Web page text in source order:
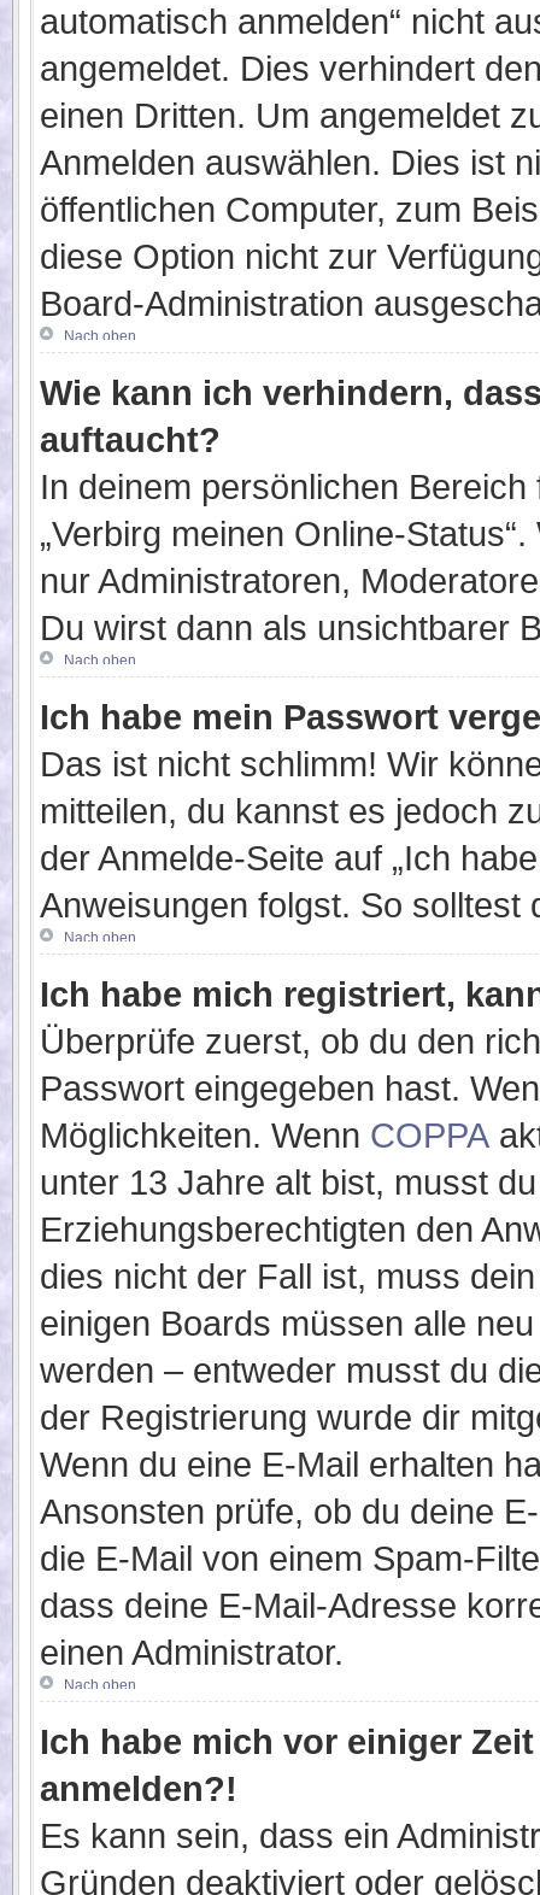
automatisch anmelden“ nicht
angemeldet. Dies verhindert
einen Dritten. Um angemeldet
Anmelden auswählen. Dies ist
öffentlichen Computer, zum
diese Option nicht zur
Board-Administration
Nach oben
Wie kann ich verhindern,
auftaucht?
In deinem persönlichen
„Verbirg meinen Online-
nur Administratoren,
Du wirst dann als unsichtbarer
Nach oben
Ich habe mein Passwort
Das ist nicht schlimm! Wir
mitteilen, du kannst es jedoch
der Anmelde-Seite auf „Ich
Anweisungen folgst. So solltest
Nach oben
Ich habe mich registriert,
Überprüfe zuerst, ob du den
Passwort eingegeben hast.
Möglichkeiten. Wenn COPPA
unter 13 Jahre alt bist, musst
Erziehungsberechtigten den
dies nicht der Fall ist, muss
einigen Boards müssen alle
werden – entweder musst du
der Registrierung wurde dir
Wenn du eine E-Mail erhalten
Ansonsten prüfe, ob du deine
die E-Mail von einem Spam-
dass deine E-Mail-Adresse
einen Administrator.
Nach oben
Ich habe mich vor einiger
anmelden?!
Es kann sein, dass ein
Gründen deaktiviert oder